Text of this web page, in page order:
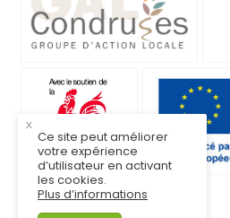
© MonCondroz.be
x
Ce site peut améliorer
votre expérience
d’utilisateur en activant
les cookies.
Plus d’informations